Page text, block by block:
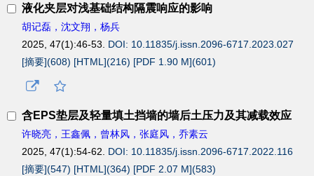
液化夹层对浅基础结构隔震响应的影响
胡记磊，沈文翔，杨兵
2025, 47(1):46-53. DOI: 10.11835/j.issn.2096-6717.2023.027
[摘要](608) [HTML](216) [PDF 1.90 M](601)
含EPS垫层及轻量填土挡墙的墙后土压力及其减载效应
许晓亮，王鑫佩，曾林风，张庭风，乔素云
2025, 47(1):54-62. DOI: 10.11835/j.issn.2096-6717.2022.116
[摘要](547) [HTML](364) [PDF 2.07 M](583)